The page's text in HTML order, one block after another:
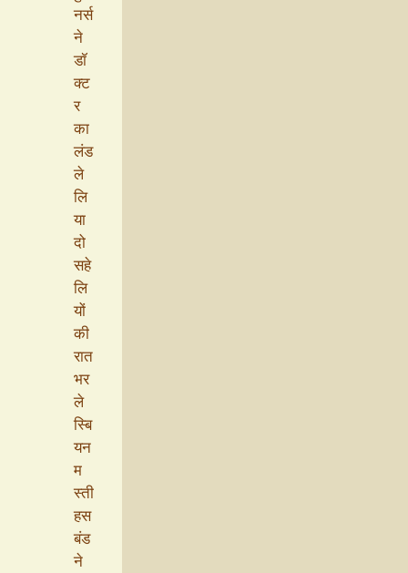
नर्स
ने
डॉ
क्ट
र
का
लंड
ले
लि
या
दो
सहे
लि
यों
की
रात
भर
ले
स्बि
यन
म
स्ती
हस
बंड
ने